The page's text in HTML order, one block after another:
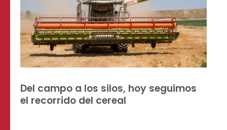
Del campo a los silos, hoy seguimos
el recorrido del cereal